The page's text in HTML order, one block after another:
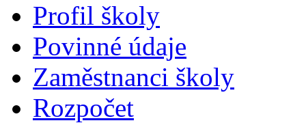
Profil školy
Povinné údaje
Zaměstnanci školy
Rozpočet